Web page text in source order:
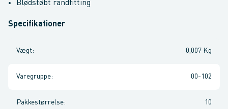
Blødstøbt randfitting
Specifikationer
Vægt: 0,007 Kg
Varegruppe: 00-102
Pakkestørrelse: 10